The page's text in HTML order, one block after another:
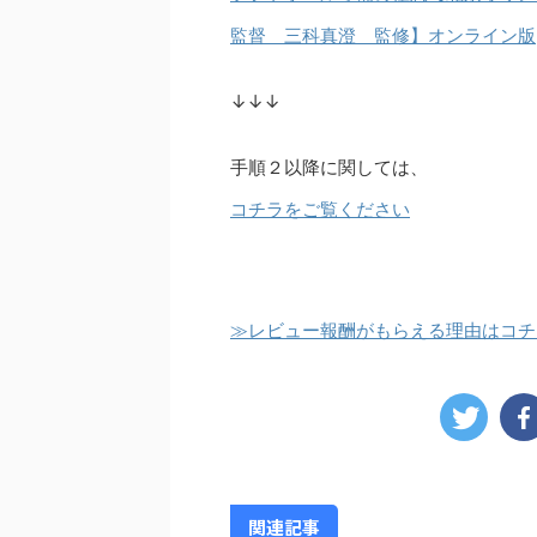
監督 三科真澄 監修】オンライン版
↓↓↓
手順２以降に関しては、
コチラをご覧ください
≫レビュー報酬がもらえる理由はコ
関連記事